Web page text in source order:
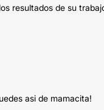
resultados de su
asi de mamacita!